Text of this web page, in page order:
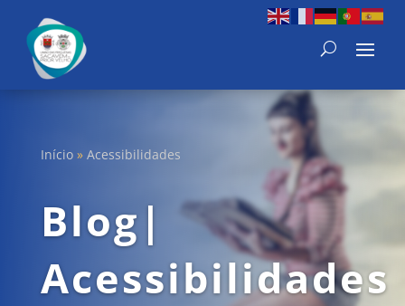
Início» Acessibilidades
Blog|
Acessibilidades